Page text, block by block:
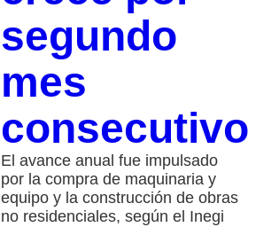
segundo
mes
El avance anual fue impulsado
por la compra de maquinaria y
equipo y la construcción de obras
no residenciales, según el Inegi